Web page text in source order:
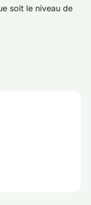
soit le niveau de